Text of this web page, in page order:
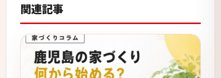
関連記事